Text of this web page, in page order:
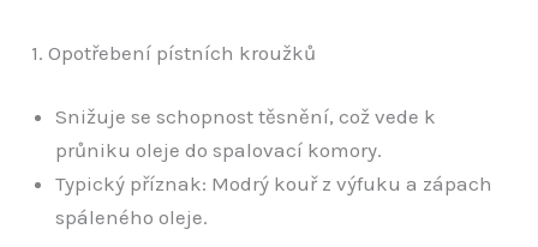
1. Opotřebení pístních kroužků
Snižuje se schopnost těsnění, což vede k
průniku oleje do spalovací komory.
Typický příznak: Modrý kouř z výfuku a zápach
spáleného oleje.